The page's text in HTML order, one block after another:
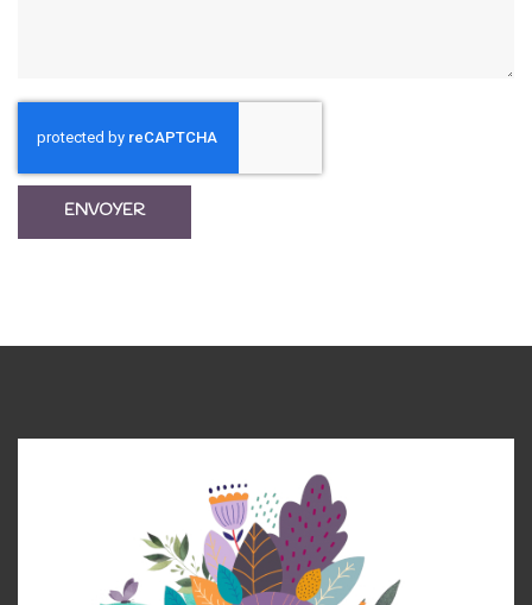
ENVOYER